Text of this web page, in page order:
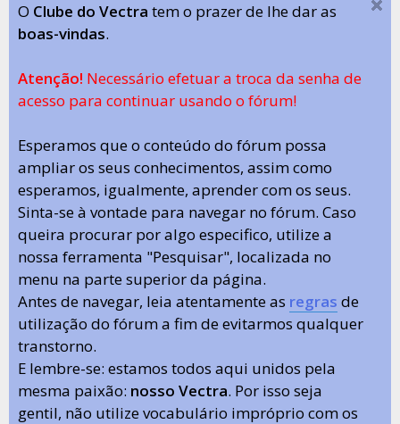
O Clube do Vectra tem o prazer de lhe dar as
boas-vindas.
Atenção! Necessário efetuar a troca da senha de
acesso para continuar usando o fórum!
Esperamos que o conteúdo do fórum possa
ampliar os seus conhecimentos, assim como
esperamos, igualmente, aprender com os seus.
Sinta-se à vontade para navegar no fórum. Caso
queira procurar por algo especifico, utilize a
nossa ferramenta "Pesquisar", localizada no
menu na parte superior da página.
Antes de navegar, leia atentamente as regras de
utilização do fórum a fim de evitarmos qualquer
transtorno.
E lembre-se: estamos todos aqui unidos pela
mesma paixão: nosso Vectra. Por isso seja
gentil, não utilize vocabulário impróprio com os